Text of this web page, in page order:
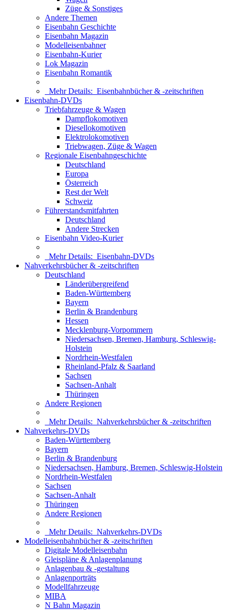
Züge & Sonstiges
Andere Themen
Eisenbahn Geschichte
Eisenbahn Magazin
Modelleisenbahner
Eisenbahn-Kurier
Lok Magazin
Eisenbahn Romantik
Mehr Details: Eisenbahnbücher & -zeitschriften
Eisenbahn-DVDs
Triebfahrzeuge & Wagen
Dampflokomotiven
Diesellokomotiven
Elektrolokomotiven
Triebwagen, Züge & Wagen
Regionale Eisenbahngeschichte
Deutschland
Europa
Österreich
Rest der Welt
Schweiz
Führerstandsmitfahrten
Deutschland
Andere Strecken
Eisenbahn Video-Kurier
Mehr Details: Eisenbahn-DVDs
Nahverkehrsbücher & -zeitschriften
Deutschland
Länderübergreifend
Baden-Württemberg
Bayern
Berlin & Brandenburg
Hessen
Mecklenburg-Vorpommern
Niedersachsen, Bremen, Hamburg, Schleswig-
Holstein
Nordrhein-Westfalen
Rheinland-Pfalz & Saarland
Sachsen
Sachsen-Anhalt
Thüringen
Andere Regionen
Mehr Details: Nahverkehrsbücher & -zeitschriften
Nahverkehrs-DVDs
Baden-Württemberg
Bayern
Berlin & Brandenburg
Niedersachsen, Hamburg, Bremen, Schleswig-Holstein
Nordrhein-Westfalen
Sachsen
Sachsen-Anhalt
Thüringen
Andere Regionen
Mehr Details: Nahverkehrs-DVDs
Modelleisenbahnbücher & -zeitschriften
Digitale Modelleisenbahn
Gleispläne & Anlagenplanung
Anlagenbau & -gestaltung
Anlagenporträts
Modellfahrzeuge
MIBA
N Bahn Magazin